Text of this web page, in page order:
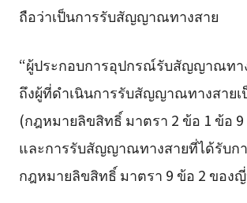
ถือว่าเป็นการรับสัญญาณทางสาย
“ผู้ประกอบการอุปกรณ์รับสัญญาณทา
ถึงผู้ที่ดำเนินการรับสัญญาณทางสาย
(กฎหมายลิขสิทธิ์ มาตรา 2 ข้อ 1 ข้อ
และการรับสัญญาณทางสายที่ได้รับก
กฎหมายลิขสิทธิ์ มาตรา 9 ข้อ 2 ของ